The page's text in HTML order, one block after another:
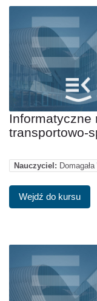
Informatyczne
transportowo-
Nauczyciel:
Wejdź do kursu